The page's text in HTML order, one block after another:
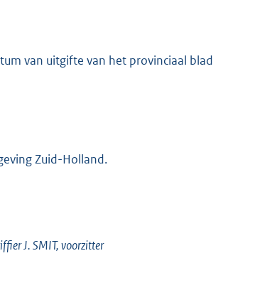
van uitgifte van het provinciaal blad
Zuid-Holland.
J. SMIT, voorzitter